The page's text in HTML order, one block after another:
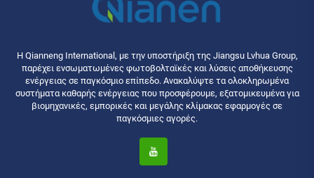
Η Qianneng International, με την υποστήριξη της Jiangsu Lvhua Group,
παρέχει ενσωματωμένες φωτοβολταϊκές και λύσεις αποθήκευσης
ενέργειας σε παγκόσμιο επίπεδο. Ανακαλύψτε τα ολοκληρωμένα
συστήματα καθαρής ενέργειας που προσφέρουμε, εξατομικευμένα για
βιομηχανικές, εμπορικές και μεγάλης κλίμακας εφαρμογές σε
παγκόσμιες αγορές.